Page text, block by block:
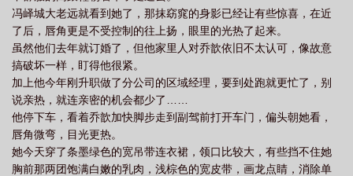
冯峄城大老远就看到她了，那抹窈窕的身影已经让有些惊喜，在近
了后，唇角更是不受控制的往上扬，眼里的光热了起来。
虽然他们去年就订婚了，但他家里人对乔歆依旧不太认可，像故意
搞破坏一样，盯得他很紧。
加上他今年刚升职做了分公司的区域经理，要到处跑就更忙了，别
说亲热，就连亲密的机会都少了……
他停下车，看着乔歆加快脚步走到副驾前打开车门，偏头朝她看，
唇角微弯，目光更热。
她今天穿了条墨绿色的宽吊带连衣裙，领口比较大，有些挡不住她
胸前那两团饱满白嫩的乳肉，浅棕色的宽皮带，画龙点睛，消除单